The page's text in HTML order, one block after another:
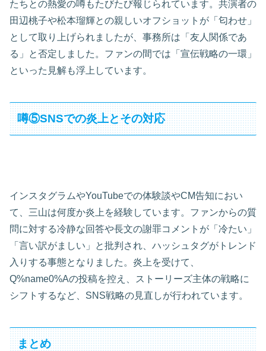
たちとの熱愛の噂もたびたび報じられています。共演者の
田辺桃子や松本瑠輝との親しいオフショットが「匂わせ」
として取り上げられましたが、事務所は「友人関係であ
る」と否定しました。ファンの間では「宣伝戦略の一環」
といった見解も浮上しています。
噂⑤SNSでの炎上とその対応
インスタグラムやYouTubeでの体験談やCM告知におい
て、三山は何度か炎上を経験しています。ファンからの質
問に対する冷静な回答や長文の謝罪コメントが「冷たい」
「言い訳がましい」と批判され、ハッシュタグがトレンド
入りする事態となりました。炎上を受けて、
Q%name0%Aの投稿を控え、ストーリーズ主体の戦略に
シフトするなど、SNS戦略の見直しが行われています。
まとめ